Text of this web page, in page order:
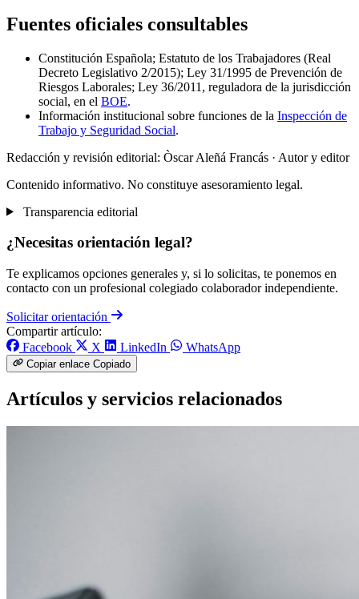
Fuentes oficiales consultables
Constitución Española; Estatuto de los Trabajadores (Real
Decreto Legislativo 2/2015); Ley 31/1995 de Prevención de
Riesgos Laborales; Ley 36/2011, reguladora de la jurisdicción
social, en el BOE.
Información institucional sobre funciones de la Inspección de
Trabajo y Seguridad Social.
Redacción y revisión editorial: Òscar Aleñá Francás · Autor y editor
Contenido informativo. No constituye asesoramiento legal.
Transparencia editorial
¿Necesitas orientación legal?
Te explicamos opciones generales y, si lo solicitas, te ponemos en
contacto con un profesional colegiado colaborador independiente.
Solicitar orientación
Compartir artículo:
Facebook
X LinkedIn WhatsApp
Copiar enlace Copiado
Artículos y servicios relacionados